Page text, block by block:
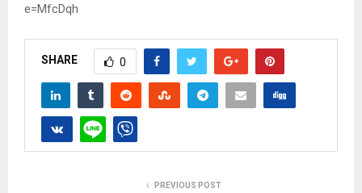
e=MfcDqh
SHARE 0
PREVIOUS POST